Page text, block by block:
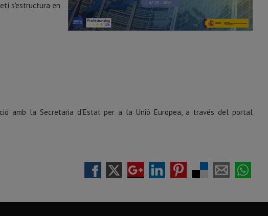
s'estructura en
amb la Secretaria d'Estat per a la Unió Europea, a través del portal